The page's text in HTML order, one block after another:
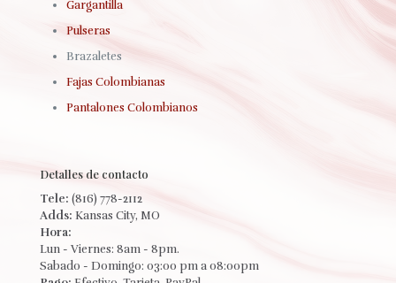
Gargantilla
Pulseras
Brazaletes
Fajas Colombianas
Pantalones Colombianos
Detalles de contacto
Tele: (816) 778-2112
Adds: Kansas City, MO
Hora:
Lun - Viernes: 8am - 8pm.
Sabado - Domingo: 03:00 pm a 08:00pm